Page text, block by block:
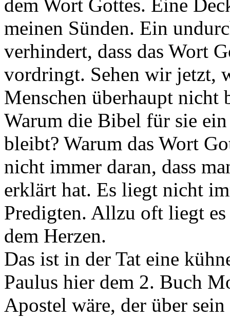
dem Wort Gottes. Eine
meinen Sünden. Ein
verhindert, dass das Wort
vordringt. Sehen wir jetzt,
Menschen überhaupt
Warum die Bibel für sie
bleibt? Warum das Wort
nicht immer daran, dass
erklärt hat. Es liegt nicht
Predigten. Allzu oft liegt
dem Herzen.
Das ist in der Tat eine
Paulus hier dem 2. Buch
Apostel wäre, der über